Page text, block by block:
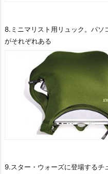
8.ミニマリスト用リュック。パソ
がそれぞれある
9.スター・ウォーズに登場するチ